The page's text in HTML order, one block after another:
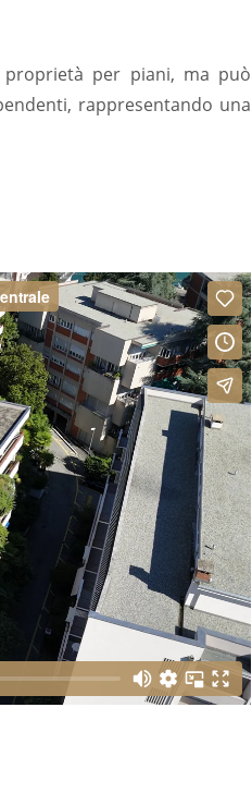
proprietà per piani, ma può
rappresentando una